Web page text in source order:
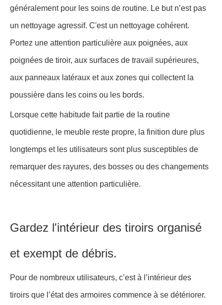
généralement pour les soins de routine. Le but n’est pas
un nettoyage agressif. C'est un nettoyage cohérent.
Portez une attention particulière aux poignées, aux
poignées de tiroir, aux surfaces de travail supérieures,
aux panneaux latéraux et aux zones qui collectent la
poussière dans les coins ou les bords.
Lorsque cette habitude fait partie de la routine
quotidienne, le meuble reste propre, la finition dure plus
longtemps et les utilisateurs sont plus susceptibles de
remarquer des rayures, des bosses ou des changements
nécessitant une attention particulière.
Gardez l'intérieur des tiroirs organisé
et exempt de débris.
Pour de nombreux utilisateurs, c’est à l’intérieur des
tiroirs que l’état des armoires commence à se détériorer.